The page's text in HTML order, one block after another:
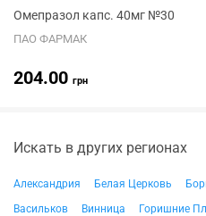
Омепразол капс. 40мг №30
ПАО ФАРМАК
204.00 грн
Искать в других регионах
Александрия Белая Церковь
Васильков
Винница Горишние